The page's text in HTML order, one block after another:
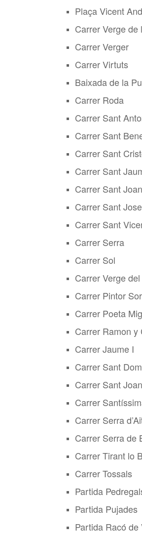
Plaça Vicent
Carrer Verge de
Carrer Verger
Carrer Virtuts
Baixada de la
Carrer Roda
Carrer Sant
Carrer Sant
Carrer Sant
Carrer Sant
Carrer Sant Joan
Carrer Sant
Carrer Sant
Carrer Serra
Carrer Sol
Carrer Verge
Carrer Pintor
Carrer Poeta
Carrer Ramon y
Carrer Jaume I
Carrer Sant
Carrer Sant
Carrer
Carrer Serra
Carrer Serra de
Carrer Tirant lo
Carrer Tossals
Partida
Partida Pujades
Partida Racó de